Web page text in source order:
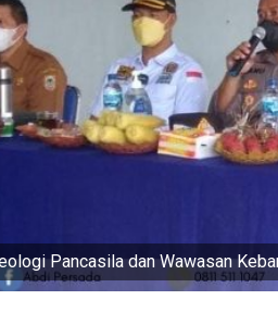
Pancasila dan Wawasan